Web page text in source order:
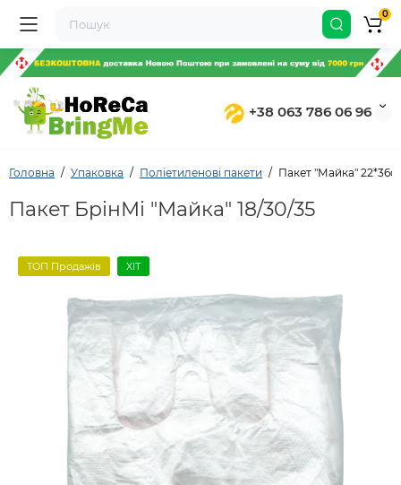
+38 063 786 06 96
0
Головна Упаковка Поліетиленові пакети Пакет "Майка"
Пакет БрінМі "Майка" 18/30/35
ТОП Продажів ХІТ